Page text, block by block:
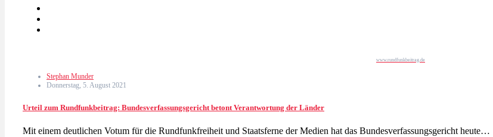
www.rundfunkbeitrag.de
Stephan Munder
Donnerstag, 5. August 2021
Urteil zum Rundfunkbeitrag: Bundesverfassungsgericht betont Verantwortung der Länder
Mit einem deutlichen Votum für die Rundfunkfreiheit und Staatsferne der Medien hat das Bundesverfassungsgericht heute…